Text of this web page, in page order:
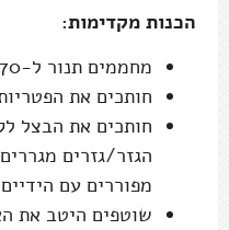
הכנות מקדימות:
מחממים תנור ל-170 מעלות (מצב טורבו).
חותכים את
חותכים את הבצל
הגזר/גזרים
מפוררים עם
שוטפים היטב את